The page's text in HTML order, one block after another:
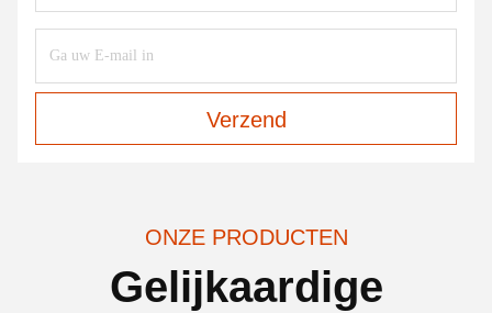
Verzend
ONZE PRODUCTEN
Gelijkaardige